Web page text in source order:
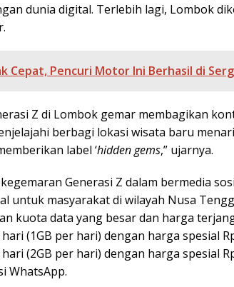
dunia digital. Terlebih lagi, Lombok
Cepat, Pencuri Motor Ini Berhasil di
Z di Lombok gemar membagikan
berbagi lokasi wisata baru
label ‘hidden gems,” ujarnya.
Generasi Z dalam bermedia
untuk masyarakat di wilayah Nusa
kuota data yang besar dan harga
(1GB per hari) dengan harga spesial
(2GB per hari) dengan harga spesial
WhatsApp.